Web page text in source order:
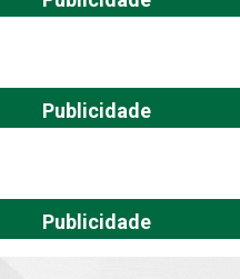
Publicidade
Publicidade